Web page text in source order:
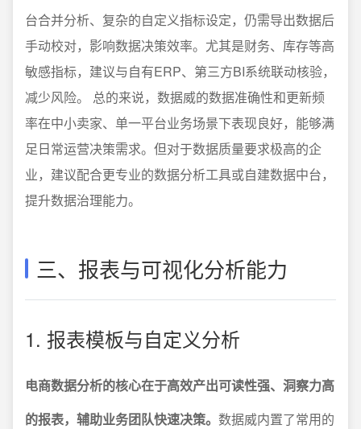
台合并分析、复杂的自定义指标设定，仍需导出数据后
手动校对，影响数据决策效率。尤其是财务、库存等高
敏感指标，建议与自有ERP、第三方BI系统联动核验，
减少风险。 总的来说，数据威的数据准确性和更新频
率在中小卖家、单一平台业务场景下表现良好，能够满
足日常运营决策需求。但对于数据质量要求极高的企
业，建议配合更专业的数据分析工具或自建数据中台，
提升数据治理能力。
三、报表与可视化分析能力
1. 报表模板与自定义分析
电商数据分析的核心在于高效产出可读性强、洞察力高
的报表，辅助业务团队快速决策。 数据威内置了常用的